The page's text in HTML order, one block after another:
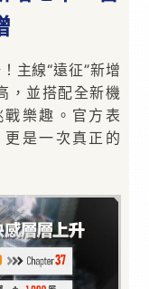
主線“遠征”新增
，並搭配全新機
樂趣。官方表
是一次真正的